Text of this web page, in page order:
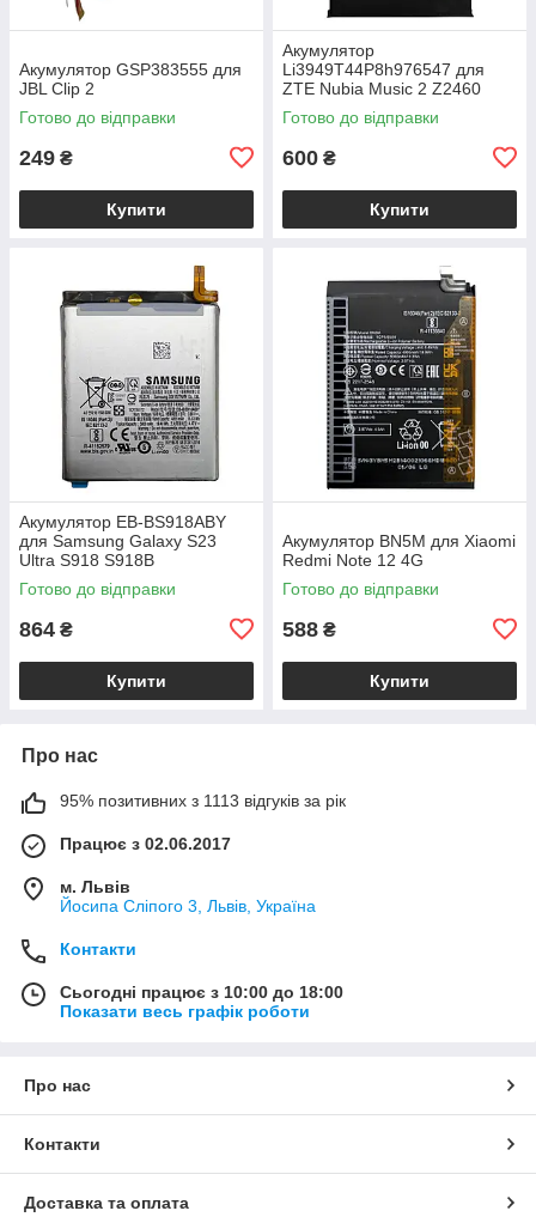
Акумулятор GSP383555 для
JBL Clip 2
Готово до відправки
249 ₴
Купити
Акумулятор
Li3949T44P8h976547 для
ZTE Nubia Music 2 Z2460
Готово до відправки
600 ₴
Купити
Акумулятор EB-BS918ABY
для Samsung Galaxy S23
Ultra S918 S918B
Готово до відправки
864 ₴
Купити
Акумулятор BN5M для Xiaomi
Redmi Note 12 4G
Готово до відправки
588 ₴
Купити
Про нас
95% позитивних з 1113 відгуків за рік
Працює з 02.06.2017
м. Львів
Йосипа Сліпого 3, Львів, Україна
Контакти
Сьогодні працює з 10:00 до 18:00
Показати весь графік роботи
Про нас
Контакти
Доставка та оплата